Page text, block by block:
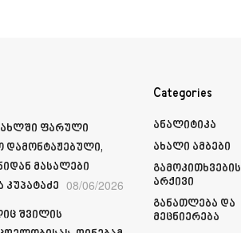
ფარული
დამონტაჟებული,
მასალები
კუპატაძე 08/06/2026
შვილის
Categories
Ანალიტიკა
Ახალი Ამბები
Გამოკითხვების
Არქივი
Განათლება Და
Მეცნიერება